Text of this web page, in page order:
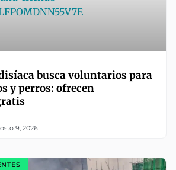
busca voluntarios para
y perros: ofrecen
9, 2026